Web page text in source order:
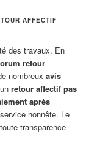
AFFECTIF
des travaux. En
retour
nombreuxavis
retour affectif pas
après
honnête. Le
transparence